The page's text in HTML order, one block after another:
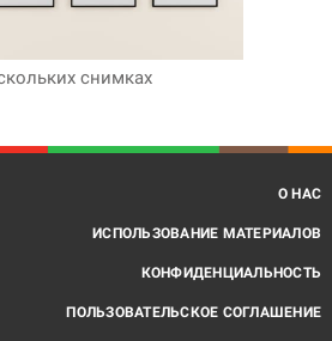
снимках
О НАС
ИСПОЛЬЗОВАНИЕ МАТЕРИАЛОВ
КОНФИДЕНЦИАЛЬНОСТЬ
ПОЛЬЗОВАТЕЛЬСКОЕ СОГЛАШЕНИЕ